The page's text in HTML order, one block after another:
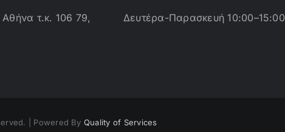
τ.κ. 106 79,
Δευτέρα-Παρασκευή 10:00–15:00
| Powered By Quality of Services